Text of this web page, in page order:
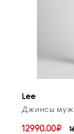
Lee
Джинсы
12990.00₽